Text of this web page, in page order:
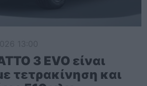
3 EVO είναι
τετρακίνηση και